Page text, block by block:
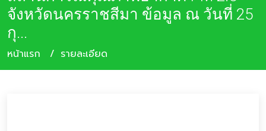
จังหวัดนครราชสีมา ข้อมูล ณ วันที่ 25
กุ...
หน้าแรก รายละเอียด